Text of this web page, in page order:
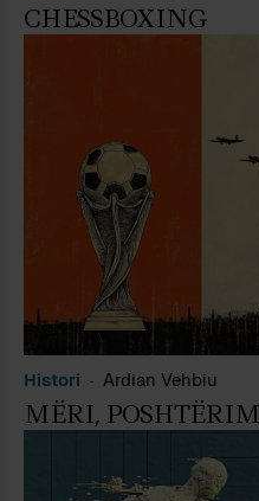
CHESSBOXING
Histori Ardian Vehbiu
MËRI,